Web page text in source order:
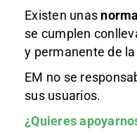
Existen unas
se cumplen
y permanente de
EM no se
sus usuarios.
¿Quieres